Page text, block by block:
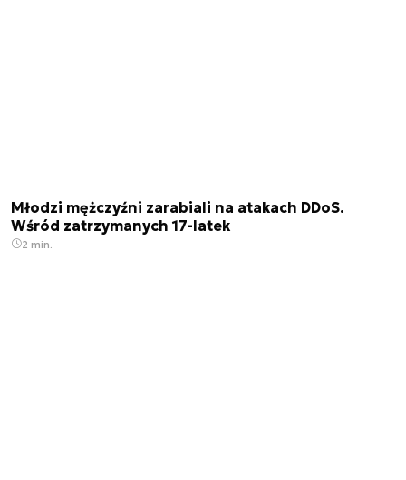
Młodzi mężczyźni zarabiali na atakach DDoS.
Wśród zatrzymanych 17-latek
2 min.